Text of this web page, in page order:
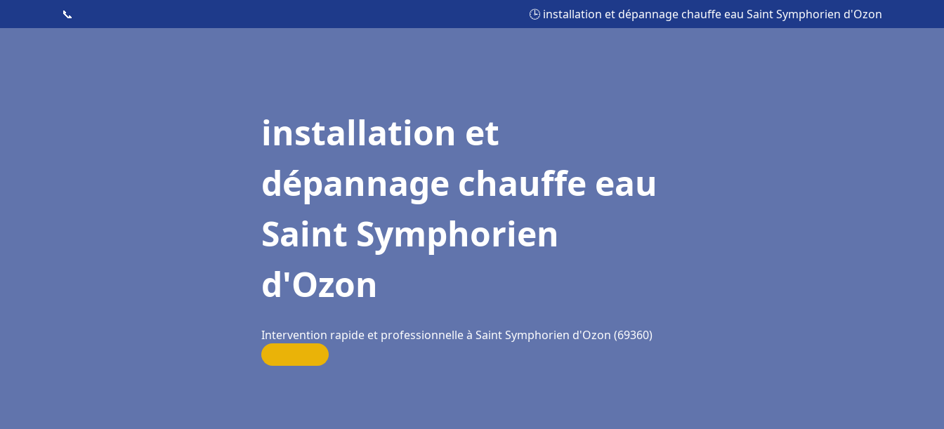
📞 🕒 installation et dépannage chauffe eau Saint Symphorien d'Ozon
installation et
dépannage chauffe eau
Saint Symphorien
d'Ozon
Intervention rapide et professionnelle à Saint Symphorien d'Ozon (69360)